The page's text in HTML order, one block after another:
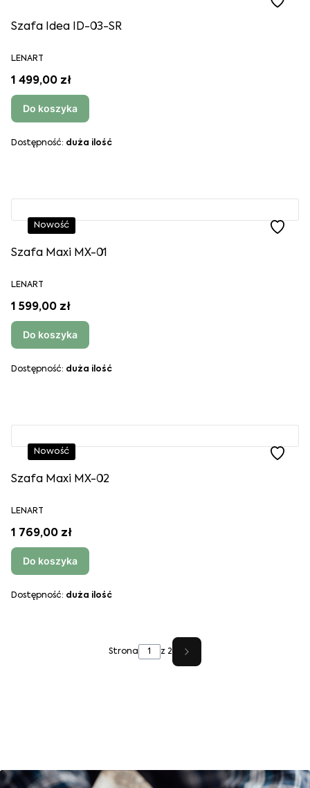
Szafa Idea ID-03-SR
LENART
1 499,00 zł
Do koszyka
Dostępność: duża ilość
Nowość
Szafa Maxi MX-01
LENART
1 599,00 zł
Do koszyka
Dostępność: duża ilość
Nowość
Szafa Maxi MX-02
LENART
1 769,00 zł
Do koszyka
Dostępność: duża ilość
Strona z 2